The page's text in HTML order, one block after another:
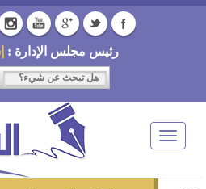
رئيس مجلس الإدارة :
Toggle
navigation